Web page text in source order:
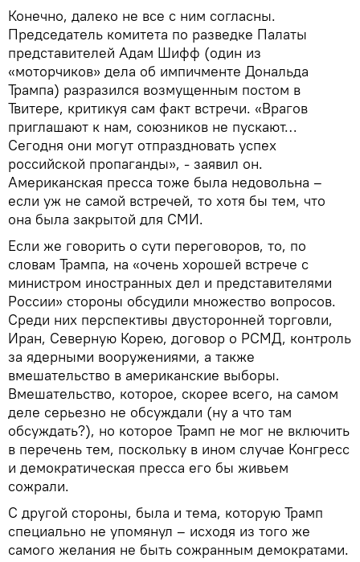
Конечно, далеко не все с ним согласны.
Председатель комитета по разведке Палаты
представителей Адам Шифф (один из
«моторчиков» дела об импичменте Дональда
Трампа) разразился возмущенным постом в
Твитере, критикуя сам факт встречи. «Врагов
приглашают к нам, союзников не пускают…
Сегодня они могут отпраздновать успех
российской пропаганды», - заявил он.
Американская пресса тоже была недовольна –
если уж не самой встречей, то хотя бы тем, что
она была закрытой для СМИ.
Если же говорить о сути переговоров, то, по
словам Трампа, на «очень хорошей встрече с
министром иностранных дел и представителями
России» стороны обсудили множество вопросов.
Среди них перспективы двусторонней торговли,
Иран, Северную Корею, договор о РСМД, контроль
за ядерными вооружениями, а также
вмешательство в американские выборы.
Вмешательство, которое, скорее всего, на самом
деле серьезно не обсуждали (ну а что там
обсуждать?), но которое Трамп не мог не включить
в перечень тем, поскольку в ином случае Конгресс
и демократическая пресса его бы живьем
сожрали.
С другой стороны, была и тема, которую Трамп
специально не упомянул – исходя из того же
самого желания не быть сожранным демократами.